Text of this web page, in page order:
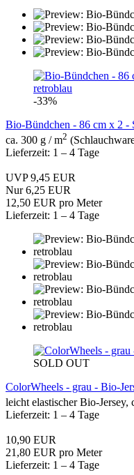
-33%
Bio-Bündchen - 86 cm x 2 -
ca. 300 g / m2
Lieferzeit: 1 – 4 Tage
UVP 9,45 EUR
Nur 6,25 EUR
12,50 EUR pro Meter
Lieferzeit: 1 – 4 Tage
SOLD OUT
ColorWheels - grau - Bio-
leicht elastischer Bio-Jersey,
Lieferzeit: 1 – 4 Tage
10,90 EUR
21,80 EUR pro Meter
Lieferzeit: 1 – 4 Tage